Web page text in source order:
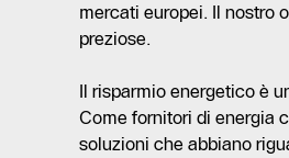
mercati europei. Il nostro
preziose.
Il risparmio energetico è
Come fornitori di energia
soluzioni che abbiano